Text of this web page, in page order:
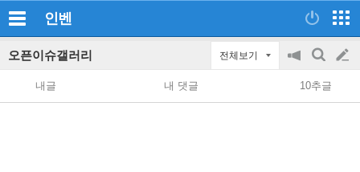
인벤
오픈이슈갤러리 전체보기
공
지
on/off
검
색
글
쓰
내글 내 댓글 10추글